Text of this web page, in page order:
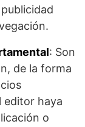
: Son
de la forma
editor haya
o